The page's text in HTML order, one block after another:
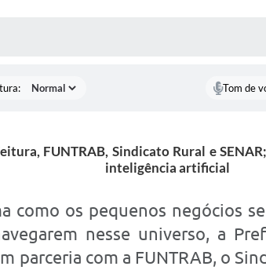
Tom de
FUNTRAB, Sindicato Rural e
inteligência artificial
os pequenos negócios
nesse universo, a
parceria com a FUNTRAB, o